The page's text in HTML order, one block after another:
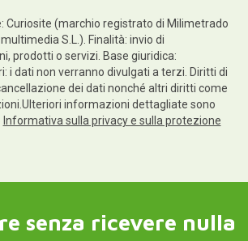
Curiosite (marchio registrato di Milimetrado
S.L.). Finalità: invio di
prodotti o servizi. Base giuridica:
i dati non verranno divulgati a terzi. Diritti di
dei dati nonché altri diritti come
informazioni dettagliate sono
Informativa sulla privacy e sulla protezione
senza ricevere nulla